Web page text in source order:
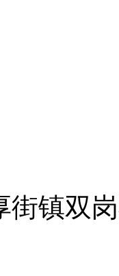
街镇双